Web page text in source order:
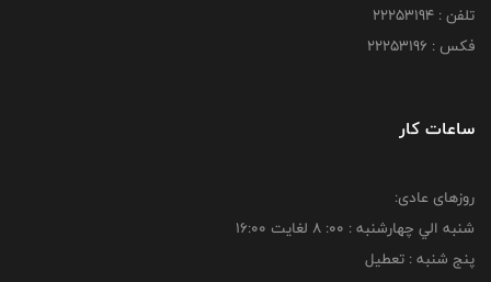
تلفن : 22253194
فکس : 22253196
ساعات کار
روزهای عادی:
شنبه الي چهارشنبه : 00: 8 لغايت 16:00
پنج شنبه : تعطیل